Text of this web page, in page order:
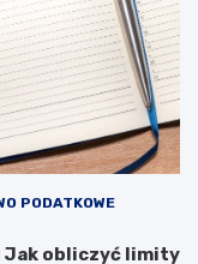
PODATKOWE
Jak obliczyć limity